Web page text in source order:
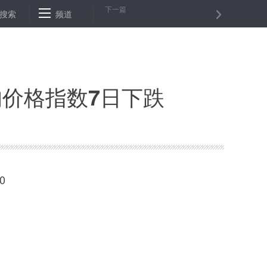
首批新发地市场集中隔离人员解除隔离 启用备用试卷！安徽歙县
搜索 频道 下一篇
格指数7日下跌